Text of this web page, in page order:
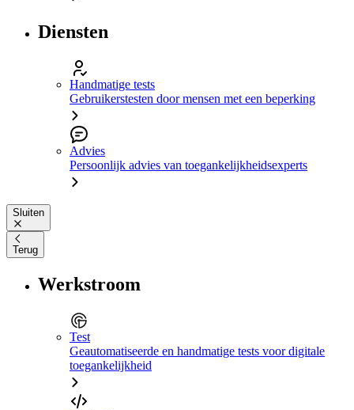
Diensten
Handmatige tests
Gebruikerstesten door mensen met een beperking
Advies
Persoonlijk advies van toegankelijkheidsexperts
Sluiten
Terug
Werkstroom
Test
Geautomatiseerde en handmatige tests voor digitale
toegankelijkheid